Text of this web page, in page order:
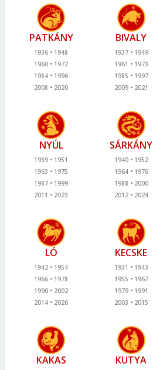
PATKÁNY
1936
1948
1960
1972
1984
1996
2008
2020
BIVALY
1937
1949
1961
1973
1985
1997
2009
2021
NYÚL
1939
1951
1963
1975
1987
1999
2011
2023
SÁRKÁNY
1940
1952
1964
1976
1988
2000
2012
2024
LÓ
1942
1954
1966
1978
1990
2002
2014
2026
KECSKE
1931
1943
1955
1967
1979
1991
2003
2015
KAKAS KUTYA